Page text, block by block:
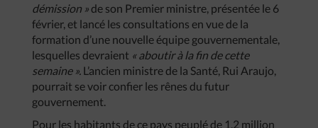
démission » de son Premier ministre, présentée le 6
février, et lancé les consultations en vue de la
formation d’une nouvelle équipe gouvernementale,
lesquelles devraient « aboutir à la fin de cette
semaine ». L’ancien ministre de la Santé, Rui Araujo,
pourrait se voir confier les rênes du futur
gouvernement.
Pour les habitants de ce pays peuplé de 1,2 million